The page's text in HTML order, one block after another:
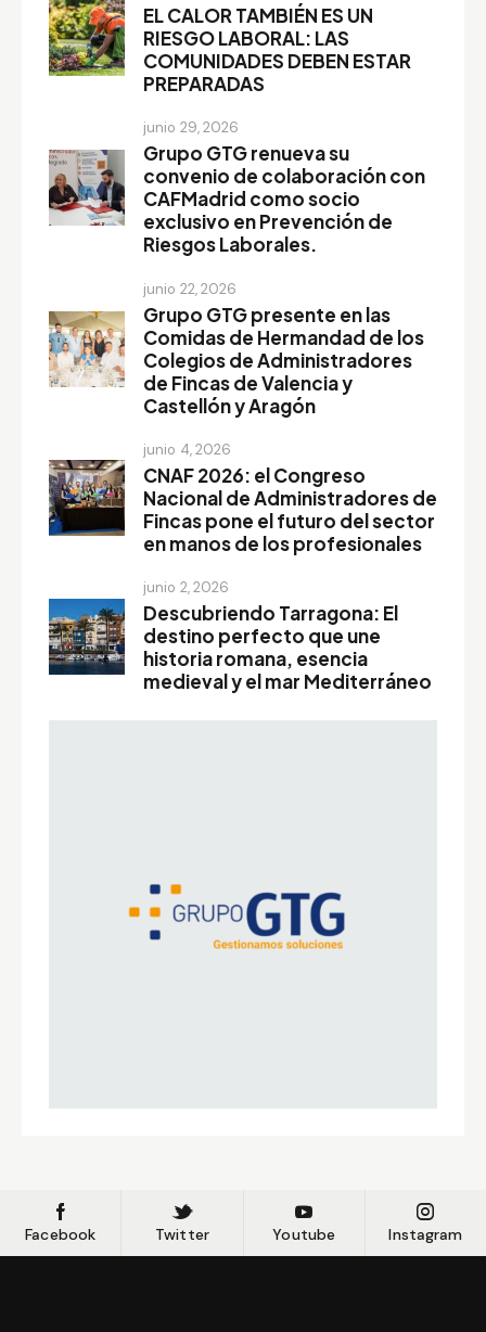
EL CALOR TAMBIÉN ES UN
RIESGO LABORAL: LAS
COMUNIDADES DEBEN ESTAR
PREPARADAS
junio 29, 2026
Grupo GTG renueva su
convenio de colaboración con
CAFMadrid como socio
exclusivo en Prevención de
Riesgos Laborales.
junio 22, 2026
Grupo GTG presente en las
Comidas de Hermandad de los
Colegios de Administradores
de Fincas de Valencia y
Castellón y Aragón
junio 4, 2026
CNAF 2026: el Congreso
Nacional de Administradores de
Fincas pone el futuro del sector
en manos de los profesionales
junio 2, 2026
Descubriendo Tarragona: El
destino perfecto que une
historia romana, esencia
medieval y el mar Mediterráneo
Facebook Twitter Youtube Instagram